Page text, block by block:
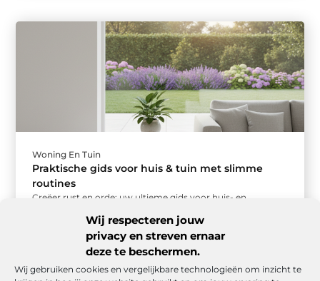
Wij respecteren jouw
privacy en streven ernaar
deze te beschermen.
Wij gebruiken cookies en vergelijkbare technologieën om inzicht te
Woning En Tuin
Praktische gids voor huis & tuin met slimme
routines
Creëer rust en orde: uw ultieme gids voor huis- en